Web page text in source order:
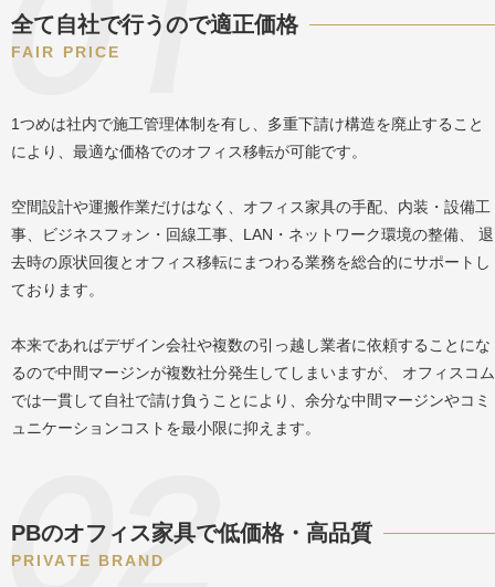
全て自社で行うので適正価格
FAIR PRICE
1つめは社内で施工管理体制を有し、多重下請け構造を廃止すること
により、最適な価格でのオフィス移転が可能です。
空間設計や運搬作業だけはなく、オフィス家具の手配、内装・設備工
事、ビジネスフォン・回線工事、LAN・ネットワーク環境の整備、 退
去時の原状回復とオフィス移転にまつわる業務を総合的にサポートし
ております。
本来であればデザイン会社や複数の引っ越し業者に依頼することにな
るので中間マージンが複数社分発生してしまいますが、 オフィスコム
では一貫して自社で請け負うことにより、余分な中間マージンやコミ
ュニケーションコストを最小限に抑えます。
PBのオフィス家具で低価格・高品質
PRIVATE BRAND